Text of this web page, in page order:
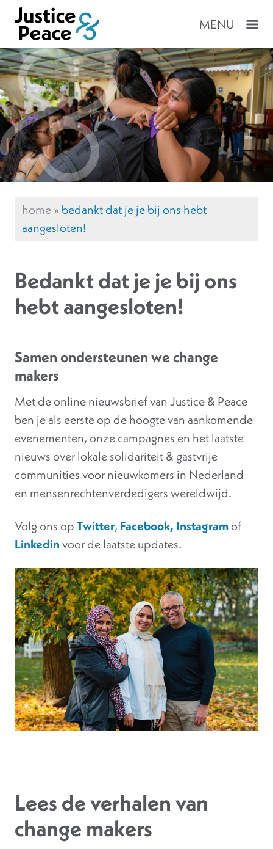
MENU
home»bedankt dat je je bij ons hebt
aangesloten!
Bedankt dat je je bij ons
hebt aangesloten!
Samen ondersteunen we change
makers
Met de online nieuwsbrief van Justice & Peace
ben je als eerste op de hoogte van aankomende
evenementen, onze campagnes en het laatste
nieuws over lokale solidariteit & gastvrije
communities voor nieuwkomers in Nederland
en mensenrechtenverdedigers wereldwijd.
Volg ons opTwitter, Facebook, Instagramof
Linkedinvoor de laatste updates.
Lees de verhalen van
change makers